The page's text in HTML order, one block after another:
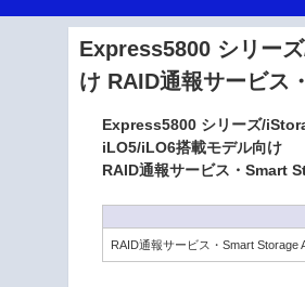
Express5800 シリー
け RAID通報サービ
Express5800 シリーズ/
iLO5/iLO6搭載モデル向け
RAID通報サービス・Smart
RAID通報サービス・Smart Storage